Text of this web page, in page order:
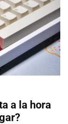
a la hora